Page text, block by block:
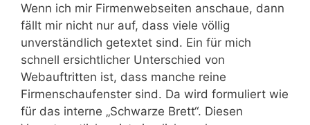
Wenn ich mir Firmenwebseiten anschaue, dann
fällt mir nicht nur auf, dass viele völlig
unverständlich getextet sind. Ein für mich
schnell ersichtlicher Unterschied von
Webauftritten ist, dass manche reine
Firmenschaufenster sind. Da wird formuliert wie
für das interne „Schwarze Brett“. Diesen